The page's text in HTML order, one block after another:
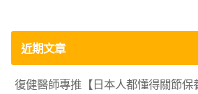
近期文章
復健醫師專推【日本人都懂得關節保